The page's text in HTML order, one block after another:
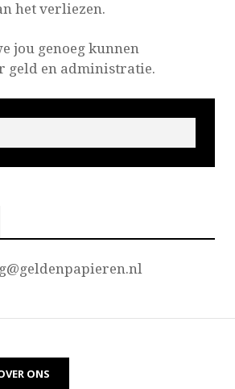
het verliezen.
jou genoeg kunnen
geld en administratie.
geldenpapieren.nl
ONS